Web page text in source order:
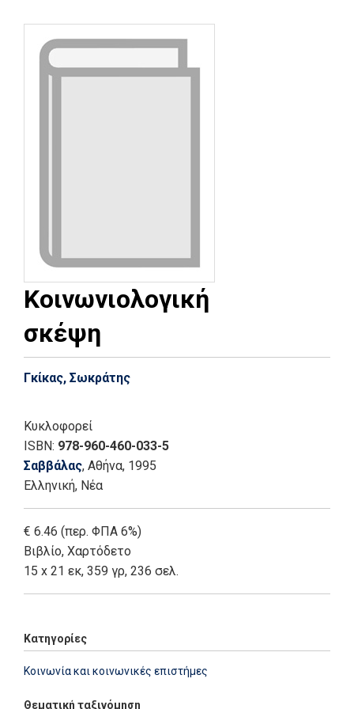
Κοινωνιολογική
σκέψη
Γκίκας, Σωκράτης
Κυκλοφορεί
ISBN: 978-960-460-033-5
Σαββάλας, Αθήνα, 1995
Ελληνική, Νέα
€ 6.46 (περ. ΦΠΑ 6%)
Βιβλίο, Χαρτόδετο
15 x 21 εκ, 359 γρ, 236 σελ.
Κατηγορίες
Κοινωνία και κοινωνικές επιστήμες
Θεματική ταξινόμηση